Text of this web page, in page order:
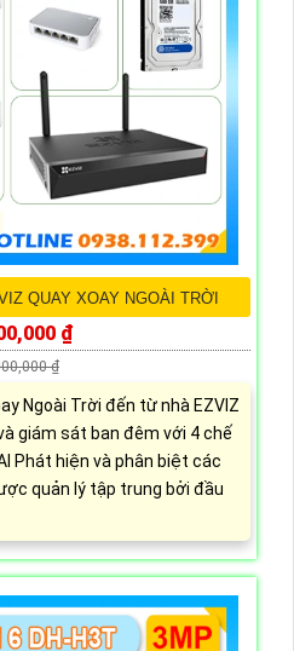
QUAY XOAY NGOÀI TRỜI
₫
₫
Ngoài Trời đến từ nhà EZVIZ
giám sát ban đêm với 4 chế
Phát hiện và phân biệt các
quản lý tập trung bởi đầu